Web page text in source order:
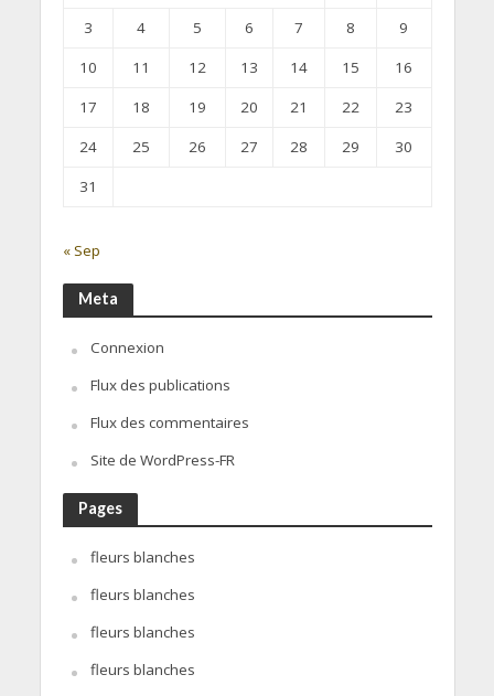
3
4 5 6 7 8
9
10
11 12 13 14 15
16
17
18 19 20 21 22
23
24
25 26 27 28 29
30
31
« Sep
Meta
Connexion
Flux des publications
Flux des commentaires
Site de WordPress-FR
Pages
fleurs blanches
fleurs blanches
fleurs blanches
fleurs blanches